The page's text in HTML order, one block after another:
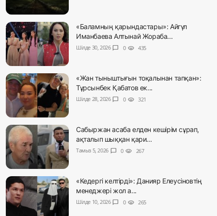
«Баламның қарындастары»: Айгүл
Иманбаева Алтынай Жораба...
Шілде 30, 2026 chat_bubble 0 visibility 435
«Жан тыныштығын тоқалынан тапқан»:
Тұрсынбек Қабатов ек...
Шілде 28, 2026 chat_bubble 0 visibility 321
Сабыржан асаба елден кешірім сұрап,
ақталып шыққан қари...
Тамыз 5, 2026 chat_bubble 0 visibility 267
«Кедергі келтірді»: Данияр Елеусіновтің
менеджері жол а...
Шілде 10, 2026 chat_bubble 0 visibility 265